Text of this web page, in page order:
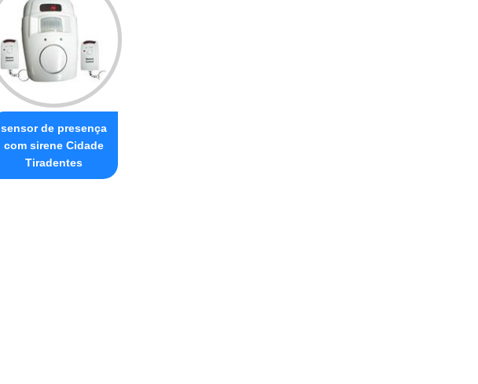
sensor de presença
com sirene Cidade
Tiradentes